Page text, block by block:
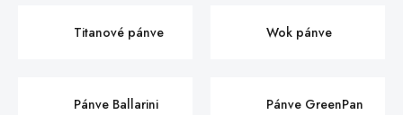
Titanové pánve Wok pánve
Pánve Ballarini Pánve GreenPan